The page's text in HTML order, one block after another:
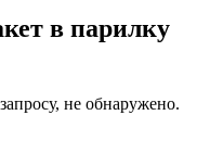
в парилку
не обнаружено.